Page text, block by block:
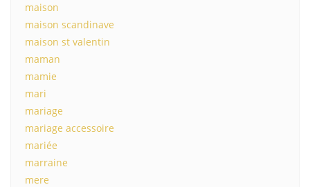
maison
maison scandinave
maison st valentin
maman
mamie
mari
mariage
mariage accessoire
mariée
marraine
mere